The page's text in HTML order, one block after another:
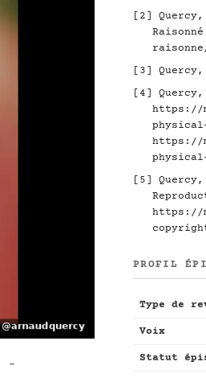
-
[2]
[3]
[4]
https://
https://
[5]
https://
PROFIL
Type de
Voix
Statut